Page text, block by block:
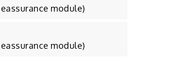
module)
module)